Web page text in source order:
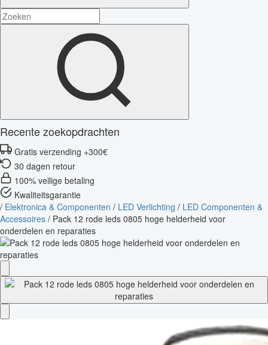
Recente zoekopdrachten
Gratis verzending +300€
30 dagen retour
100% veilige betaling
Kwaliteitsgarantie
/ Elektronica & Componenten / LED Verlichting / LED Componenten &
Accessoires / Pack 12 rode leds 0805 hoge helderheid voor
onderdelen en reparaties